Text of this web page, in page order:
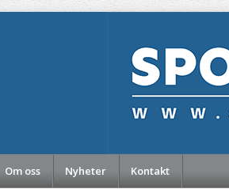
Om oss Nyheter Kontakt